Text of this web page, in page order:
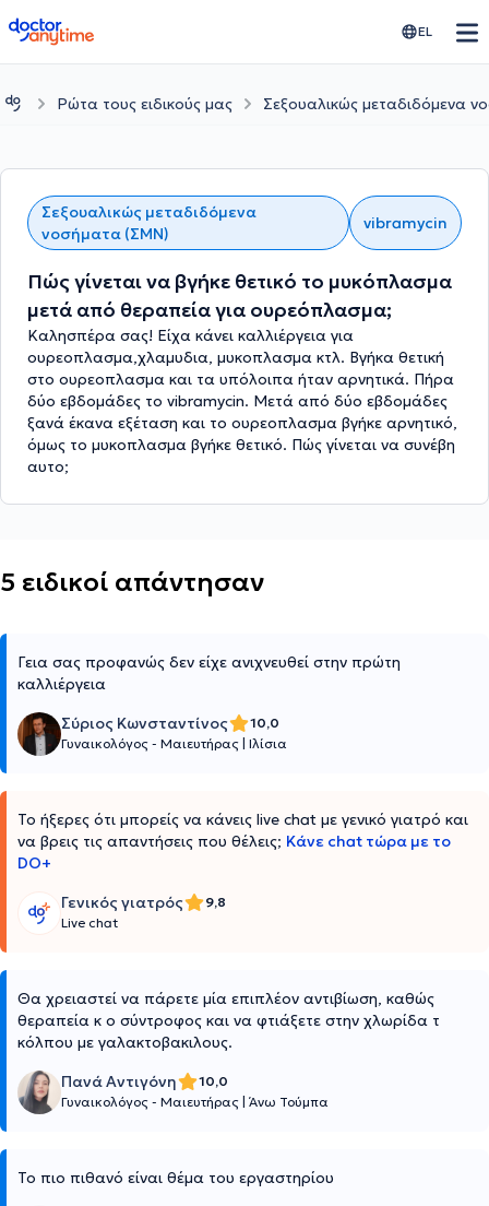
doctoranytime EL
Ρώτα τους ειδικούς μας Σεξουαλικώς μεταδιδόμενα
Σεξουαλικώς μεταδιδόμενα
νοσήματα (ΣΜΝ)
vibramycin
Πώς γίνεται να βγήκε θετικό το μυκόπλασμα
μετά από θεραπεία για ουρεόπλασμα;
Καλησπέρα σας! Είχα κάνει καλλιέργεια για
ουρεοπλασμα,χλαμυδια, μυκοπλασμα κτλ. Βγήκα θετική
στο ουρεοπλασμα και τα υπόλοιπα ήταν αρνητικά. Πήρα
δύο εβδομάδες το vibramycin. Μετά από δύο εβδομάδες
ξανά έκανα εξέταση και το ουρεοπλασμα βγήκε αρνητικό,
όμως το μυκοπλασμα βγήκε θετικό. Πώς γίνεται να συνέβη
αυτο;
5 ειδικοί απάντησαν
Γεια σας προφανώς δεν είχε ανιχνευθεί στην πρώτη
καλλιέργεια
Σύριος Κωνσταντίνος
10,0
Γυναικολόγος - Μαιευτήρας Ιλίσια
Το ήξερες ότι μπορείς να κάνεις live chat με γενικό γιατρό και
να βρεις τις απαντήσεις που θέλεις; Κάνε chat τώρα με το
DO+
Γενικός γιατρός
9,8
Live chat
Θα χρειαστεί να πάρετε μία επιπλέον αντιβίωση, καθώς
θεραπεία κ ο σύντροφος και να φτιάξετε στην χλωρίδα τ
κόλπου με γαλακτοβακιλους.
Πανά Αντιγόνη
10,0
Γυναικολόγος - Μαιευτήρας Άνω Τούμπα
Το πιο πιθανό είναι θέμα του εργαστηρίου